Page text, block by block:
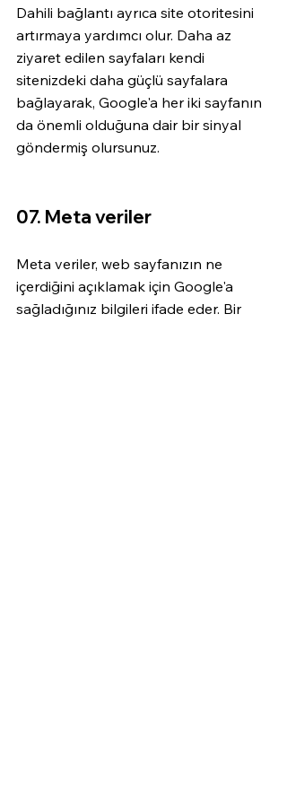
Dahili bağlantı ayrıca site otoritesini
artırmaya yardımcı olur. Daha az
ziyaret edilen sayfaları kendi
sitenizdeki daha güçlü sayfalara
bağlayarak, Google'a her iki sayfanın
da önemli olduğuna dair bir sinyal
göndermiş olursunuz.
07. Meta veriler
Meta veriler, web sayfanızın ne
içerdiğini açıklamak için Google'a
sağladığınız bilgileri ifade eder. Bir